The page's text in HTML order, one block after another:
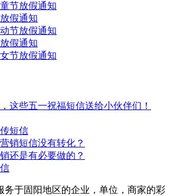
童节放假通知
假通知
动节放假通知
假通知
女节放假通知
这些五一祝福短信送给小伙伴们！
短信
销短信没有转化？
还是有必要做的？
务于固阳地区的企业，单位，商家的彩